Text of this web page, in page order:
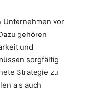
Unternehmen vor
gehören
und
sorgfältig
Strategie zu
als auch